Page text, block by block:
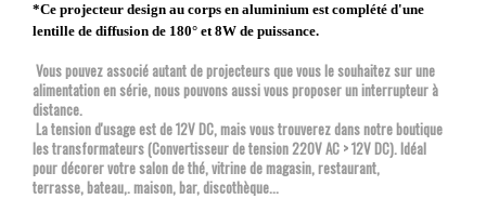
*Ce projecteur design au corps en aluminium est complété d'une
lentille de diffusion de 180° et 8W de puissance.
Vous pouvez associé autant de projecteurs que vous le souhaitez sur une
alimentation en série, nous pouvons aussi vous proposer un interrupteur à
distance.
La tension d'usage est de 12V DC, mais vous trouverez dans notre boutique
les transformateurs (Convertisseur de tension 220V AC > 12V DC). Idéal
pour décorer votre salon de thé, vitrine de magasin, restaurant,
terrasse, bateau,. maison, bar, discothèque...